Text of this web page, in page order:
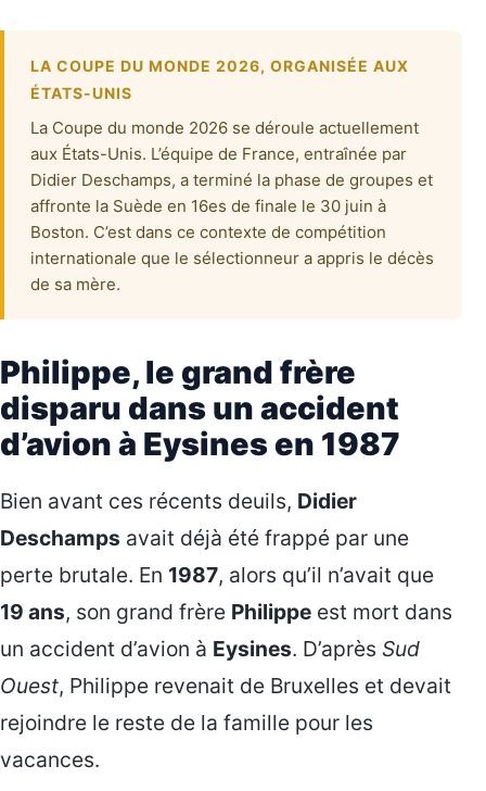
LA COUPE DU MONDE 2026, ORGANISÉE AUX
ÉTATS-UNIS
La Coupe du monde 2026 se déroule actuellement
aux États-Unis. L’équipe de France, entraînée par
Didier Deschamps, a terminé la phase de groupes et
affronte la Suède en 16es de finale le 30 juin à
Boston. C’est dans ce contexte de compétition
internationale que le sélectionneur a appris le décès
de sa mère.
Philippe, le grand frère
disparu dans un accident
d’avion à Eysines en 1987
Bien avant ces récents deuils, Didier
Deschamps avait déjà été frappé par une
perte brutale. En 1987, alors qu’il n’avait que
19 ans, son grand frère Philippe est mort dans
un accident d’avion à Eysines. D’après Sud
Ouest, Philippe revenait de Bruxelles et devait
rejoindre le reste de la famille pour les
vacances.